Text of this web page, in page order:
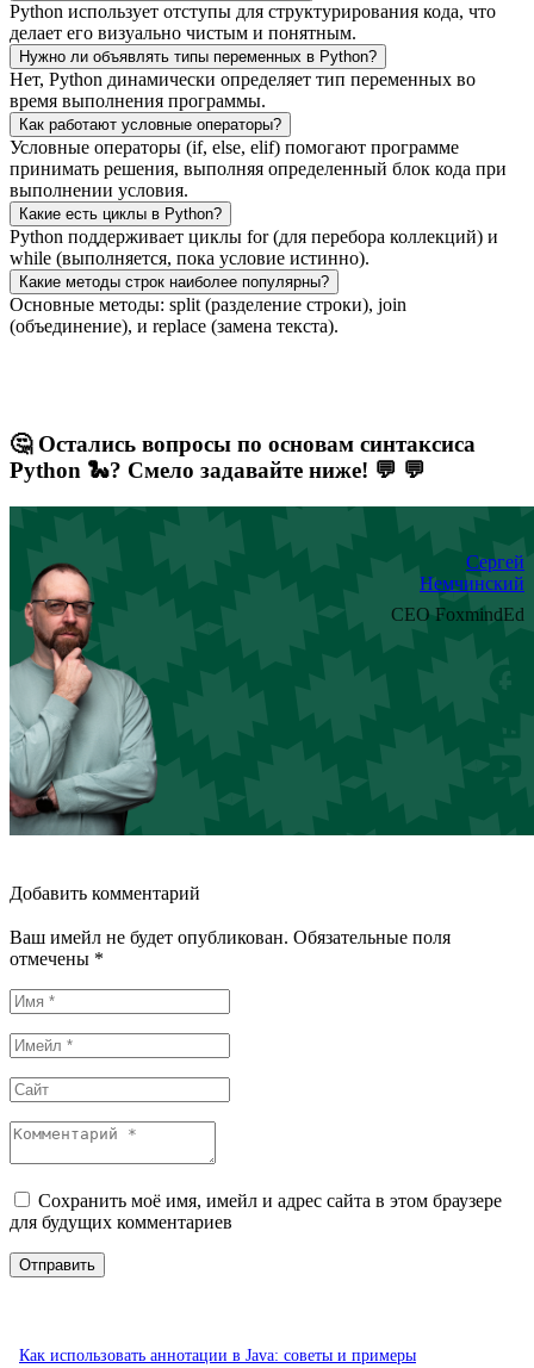
Python использует отступы для структурирования кода, что
делает его визуально чистым и понятным.
Нужно ли объявлять типы переменных в Python?
Нет, Python динамически определяет тип переменных во
время выполнения программы.
Как работают условные операторы?
Условные операторы (if, else, elif) помогают программе
принимать решения, выполняя определенный блок кода при
выполнении условия.
Какие есть циклы в Python?
Python поддерживает циклы for (для перебора коллекций) и
while (выполняется, пока условие истинно).
Какие методы строк наиболее популярны?
Основные методы: split (разделение строки), join
(объединение), и replace (замена текста).
🤔 Остались вопросы по основам синтаксиса
Python 🐍? Смело задавайте ниже! 💬 💬
Сергей
Немчинский
CEO FoxmindEd
Добавить комментарий
Ваш имейл не будет опубликован. Обязательные поля
отмечены *
Сохранить моё имя, имейл и адрес сайта в этом браузере
для будущих комментариев
Как использовать аннотации в Java: советы и примеры